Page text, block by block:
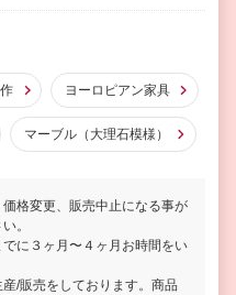
ヨーロピアン家具
マーブル（大理石模様）
格変更、販売中止になる事が
。
に３ヶ月〜４ヶ月お時間をい
/販売をしております。商品